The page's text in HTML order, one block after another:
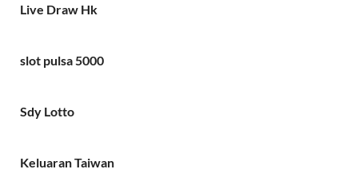
Live Draw Hk
slot pulsa 5000
Sdy Lotto
Keluaran Taiwan